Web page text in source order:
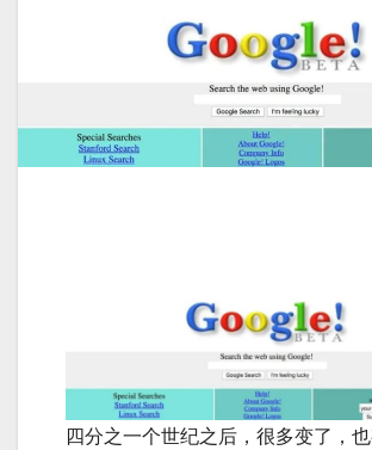
四分之一个世纪之后，很多变了，也